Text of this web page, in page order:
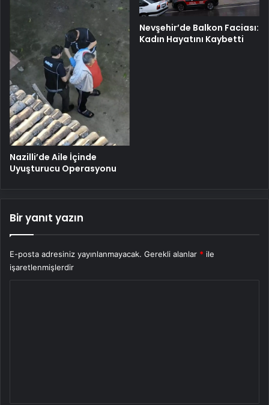
Nazilli’de Aile İçinde
Uyuşturucu Operasyonu
Nevşehir’de Balkon Faciası:
Kadın Hayatını Kaybetti
Bir yanıt yazın
E-posta adresiniz yayınlanmayacak. Gerekli alanlar * ile
işaretlenmişlerdir